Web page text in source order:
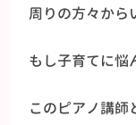
周りの方々から
もし子育てに悩
このピアノ講師